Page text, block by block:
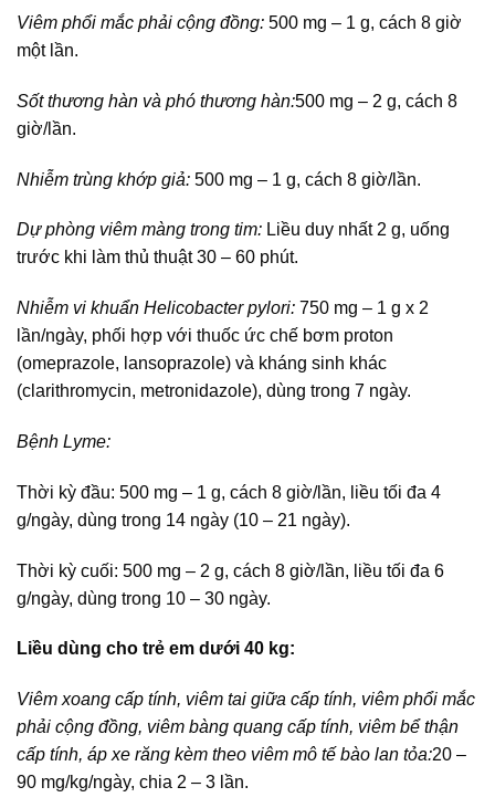
Viêm phổi mắc phải cộng đồng: 500 mg – 1 g, cách 8 giờ
một lần.
Sốt thương hàn và phó thương hàn:500 mg – 2 g, cách 8
giờ/lần.
Nhiễm trùng khớp giả: 500 mg – 1 g, cách 8 giờ/lần.
Dự phòng viêm màng trong tim: Liều duy nhất 2 g, uống
trước khi làm thủ thuật 30 – 60 phút.
Nhiễm vi khuẩn Helicobacter pylori: 750 mg – 1 g x 2
lần/ngày, phối hợp với thuốc ức chế bơm proton
(omeprazole, lansoprazole) và kháng sinh khác
(clarithromycin, metronidazole), dùng trong 7 ngày.
Bệnh Lyme:
Thời kỳ đầu: 500 mg – 1 g, cách 8 giờ/lần, liều tối đa 4
g/ngày, dùng trong 14 ngày (10 – 21 ngày).
Thời kỳ cuối: 500 mg – 2 g, cách 8 giờ/lần, liều tối đa 6
g/ngày, dùng trong 10 – 30 ngày.
Liều dùng cho trẻ em dưới 40 kg:
Viêm xoang cấp tính, viêm tai giữa cấp tính, viêm phổi mắc
phải cộng đồng, viêm bàng quang cấp tính, viêm bể thận
cấp tính, áp xe răng kèm theo viêm mô tế bào lan tỏa:20 –
90 mg/kg/ngày, chia 2 – 3 lần.